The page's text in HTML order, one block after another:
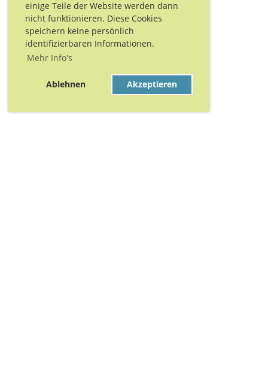
einige Teile der Website werden dann
nicht funktionieren. Diese Cookies
speichern keine persönlich
identifizierbaren Informationen.
Mehr Info's
Ablehnen Akzeptieren